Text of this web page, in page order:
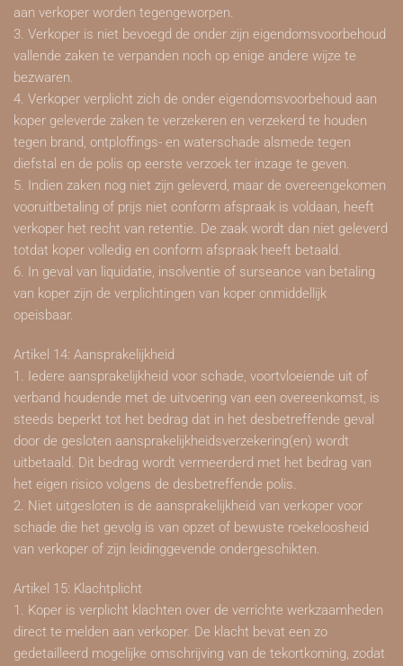
aan verkoper worden tegengeworpen.
3. Verkoper is niet bevoegd de onder zijn eigendomsvoorbehoud
vallende zaken te verpanden noch op enige andere wijze te
bezwaren.
4. Verkoper verplicht zich de onder eigendomsvoorbehoud aan
koper geleverde zaken te verzekeren en verzekerd te houden
tegen brand, ontploffings- en waterschade alsmede tegen
diefstal en de polis op eerste verzoek ter inzage te geven.
5. Indien zaken nog niet zijn geleverd, maar de overeengekomen
vooruitbetaling of prijs niet conform afspraak is voldaan, heeft
verkoper het recht van retentie. De zaak wordt dan niet geleverd
totdat koper volledig en conform afspraak heeft betaald.
6. In geval van liquidatie, insolventie of surseance van betaling
van koper zijn de verplichtingen van koper onmiddellijk
opeisbaar.
Artikel 14: Aansprakelijkheid
1. Iedere aansprakelijkheid voor schade, voortvloeiende uit of
verband houdende met de uitvoering van een overeenkomst, is
steeds beperkt tot het bedrag dat in het desbetreffende geval
door de gesloten aansprakelijkheidsverzekering(en) wordt
uitbetaald. Dit bedrag wordt vermeerderd met het bedrag van
het eigen risico volgens de desbetreffende polis.
2. Niet uitgesloten is de aansprakelijkheid van verkoper voor
schade die het gevolg is van opzet of bewuste roekeloosheid
van verkoper of zijn leidinggevende ondergeschikten.
Artikel 15: Klachtplicht
1. Koper is verplicht klachten over de verrichte werkzaamheden
direct te melden aan verkoper. De klacht bevat een zo
gedetailleerd mogelijke omschrijving van de tekortkoming, zodat